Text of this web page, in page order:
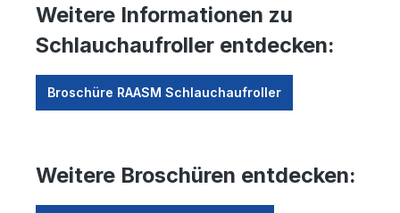
Weitere Informationen zu
Schlauchaufroller entdecken:
Broschüre RAASM Schlauchaufroller
Weitere Broschüren entdecken: